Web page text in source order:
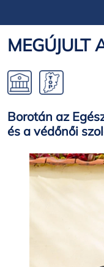
MEGÚJULT
Borotán az
és a védőnői